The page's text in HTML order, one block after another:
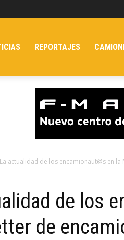
REPORTAJES
La actualidad de los encamionaut@s en
de los
de